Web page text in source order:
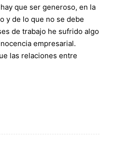
que ser generoso, en la
y de lo que no se debe
de trabajo he sufrido algo
empresarial.
las relaciones entre